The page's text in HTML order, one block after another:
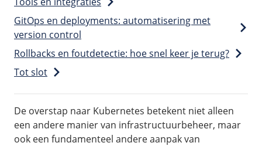
GitOps en deployments: automatisering met
version control
Rollbacks en foutdetectie: hoe snel keer je terug?
Tot slot
De overstap naar Kubernetes betekent niet alleen
een andere manier van infrastructuurbeheer, maar
ook een fundamenteel andere aanpak van